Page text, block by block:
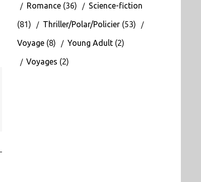
Romance(36) Science-fiction
(81) Thriller/Polar/Policier(53)
Voyage(8) Young Adult(2)
Voyages (2)